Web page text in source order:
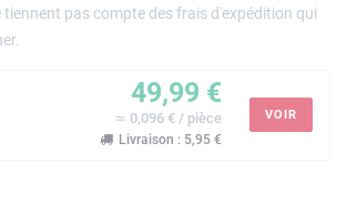
tiennent pas compte des frais d'expédition qui
49,99 €
≃ 0,096 € / pièce
Livraison : 5,95 €
VOIR